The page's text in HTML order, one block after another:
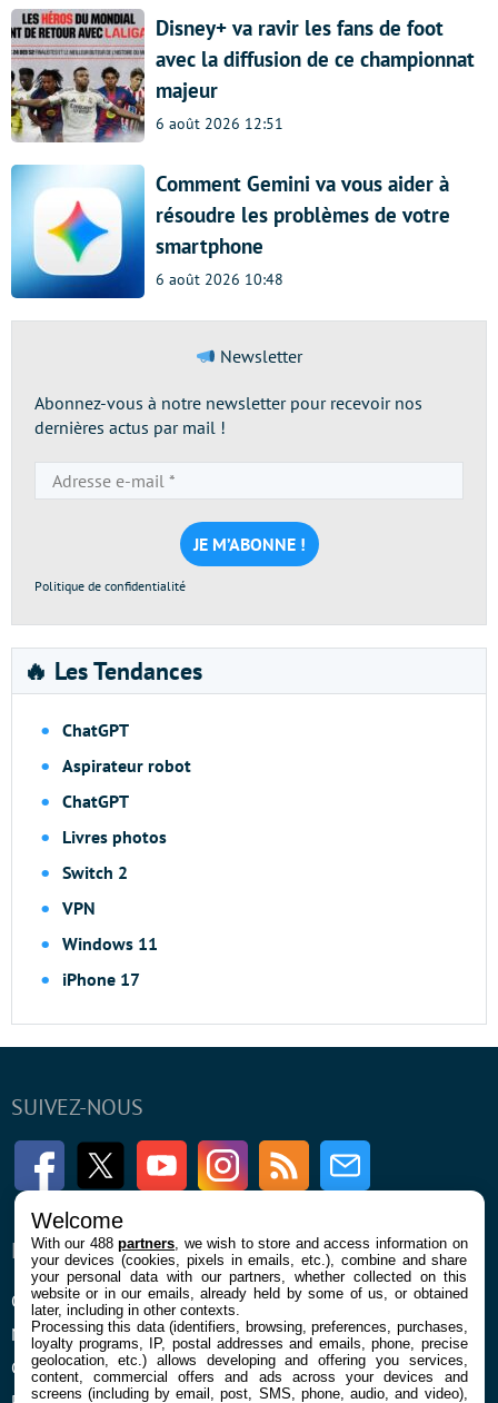
Disney+ va ravir les fans de foot
avec la diffusion de ce championnat
majeur
6 août 2026 12:51
Comment Gemini va vous aider à
résoudre les problèmes de votre
smartphone
6 août 2026 10:48
Newsletter
Abonnez-vous à notre newsletter pour recevoir nos
dernières actus par mail !
e-
mail
*
Politique de confidentialité
🔥 Les Tendances
ChatGPT
Aspirateur robot
ChatGPT
Livres photos
Switch 2
VPN
Windows 11
iPhone 17
SUIVEZ-NOUS
FacebookTwitter Youtube InstagramRSS Newsletter
ENTREPRISE
Qui sommes nous
Mentions légales et CGU
Confidentialité et Cookies
À PROPOS
La rédaction
Contact
Welcome
With our 488partners , we wish to store and access information on
your devices (cookies, pixels in emails, etc.), combine and share
your personal data with our partners, whether collected on this
website or in our emails, already held by some of us, or obtained
later, including in other contexts.
Processing this data (identifiers, browsing, preferences, purchases,
loyalty programs, IP, postal addresses and emails, phone, precise
geolocation, etc.) allows developing and offering you services,
content, commercial offers and ads across your devices and
screens (including by email, post, SMS, phone, audio, and video),